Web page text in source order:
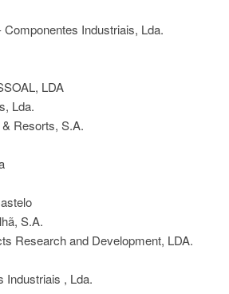
Industriais, Lda.
LDA
Lda.
Resorts, S.A.
S.A.
Research and Development, LDA.
Industriais , Lda.